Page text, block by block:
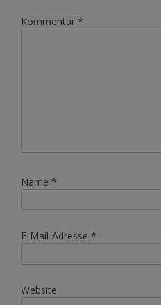
Kommentar *
Name *
E-Mail-Adresse *
Website